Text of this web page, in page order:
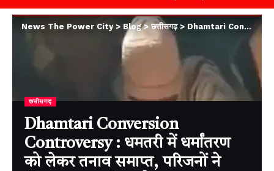
News The Power City> Blog>छत्तीसगढ़> Dhamtari Conversion Controversy : धमतरी में धर्मांतरण को लेकर तनाव समाप्त, परिजनों ने किया घर वापसी का फैसला
छत्तीसगढ़
Dhamtari Conversion
Controversy : धमतरी में धर्मांतरण
को लेकर तनाव समाप्त, परिजनों ने